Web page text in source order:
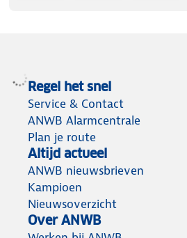
Regel het snel
Service & Contact
ANWB Alarmcentrale
Plan je route
Altijd actueel
ANWB nieuwsbrieven
Kampioen
Nieuwsoverzicht
Over ANWB